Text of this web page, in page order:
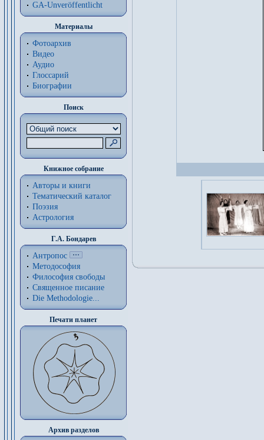
GA-Unveröffentlicht
Материалы
Фотоархив
Видео
Аудио
Глоссарий
Биографии
Поиск
Книжное собрание
Авторы и книги
Тематический каталог
Поэзия
Астрология
Г.А. Бондарев
Антропос
Методософия
Философия cвободы
Священное писание
Die Methodologie...
Печати планет
Архив разделов